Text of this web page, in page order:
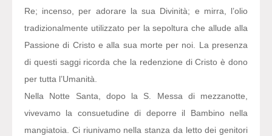
Re; incenso, per adorare la sua Divinità; e mirra, l’olio
tradizionalmente utilizzato per la sepoltura che allude alla
Passione di Cristo e alla sua morte per noi. La presenza
di questi saggi ricorda che la redenzione di Cristo è dono
per tutta l’Umanità.
Nella Notte Santa, dopo la S. Messa di mezzanotte,
vivevamo la consuetudine di deporre il Bambino nella
mangiatoia. Ci riunivamo nella stanza da letto dei genitori